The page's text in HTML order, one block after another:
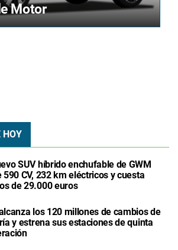
Motor
HOY
SUV híbrido enchufable de GWM
590 CV, 232 km eléctricos y cuesta
de 29.000 euros
los 120 millones de cambios de
y estrena sus estaciones de quinta